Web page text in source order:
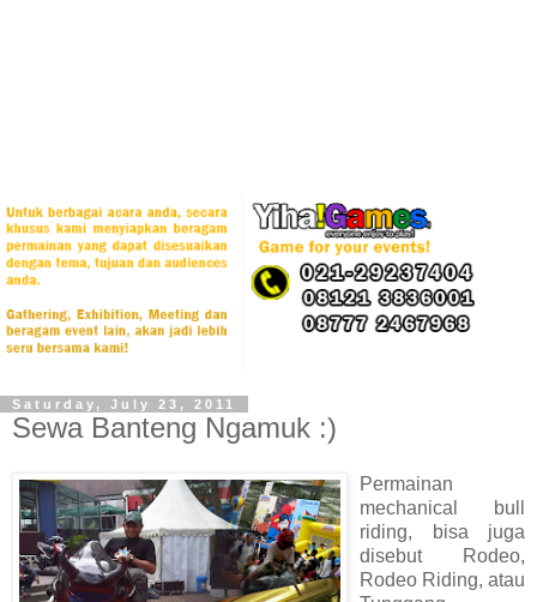
Saturday, July 23, 2011
Sewa Banteng Ngamuk :)
Permainan
mechanical bull
riding, bisa juga
disebut Rodeo,
Rodeo Riding, atau